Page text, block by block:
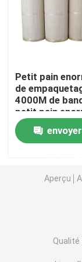
Petit pain de
Ruban
Ruban
Bande de
Petit pain
Petit pain
Petit pain
de
4000M de
petit pain
bande de la
BOPP de
Aperçu
Qualité